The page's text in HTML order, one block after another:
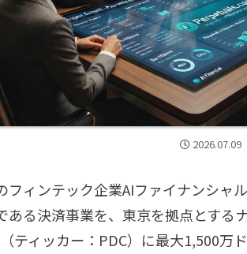
2026.07.09
フィンテック企業AIファイナンシャ
ある決済事業を、東京を拠点とする
ティッカー：PDC）に最大1,500万